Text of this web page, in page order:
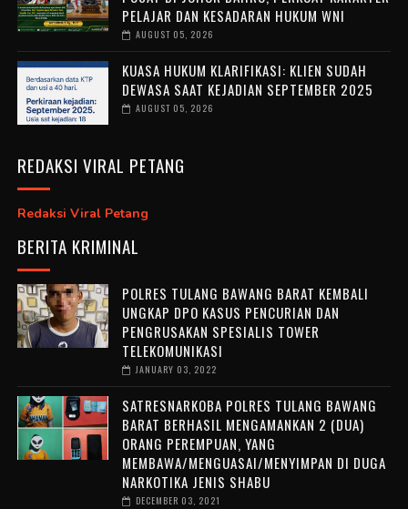
PELAJAR DAN KESADARAN HUKUM WNI
AUGUST 05, 2026
KUASA HUKUM KLARIFIKASI: KLIEN SUDAH
DEWASA SAAT KEJADIAN SEPTEMBER 2025
AUGUST 05, 2026
REDAKSI VIRAL PETANG
Redaksi Viral Petang
BERITA KRIMINAL
POLRES TULANG BAWANG BARAT KEMBALI
UNGKAP DPO KASUS PENCURIAN DAN
PENGRUSAKAN SPESIALIS TOWER
TELEKOMUNIKASI
JANUARY 03, 2022
SATRESNARKOBA POLRES TULANG BAWANG
BARAT BERHASIL MENGAMANKAN 2 (DUA)
ORANG PEREMPUAN, YANG
MEMBAWA/MENGUASAI/MENYIMPAN DI DUGA
NARKOTIKA JENIS SHABU
DECEMBER 03, 2021